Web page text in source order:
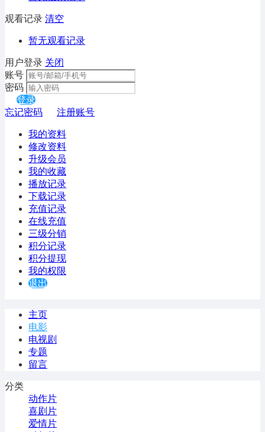
观看记录 清空
暂无观看记录
用户登录 关闭
账号
密码
登录
忘记密码
注册账号
我的资料
修改资料
升级会员
我的收藏
播放记录
下载记录
充值记录
在线充值
三级分销
积分记录
积分提现
我的权限
退出
主页
电影
电视剧
专题
留言
分类
动作片
喜剧片
爱情片